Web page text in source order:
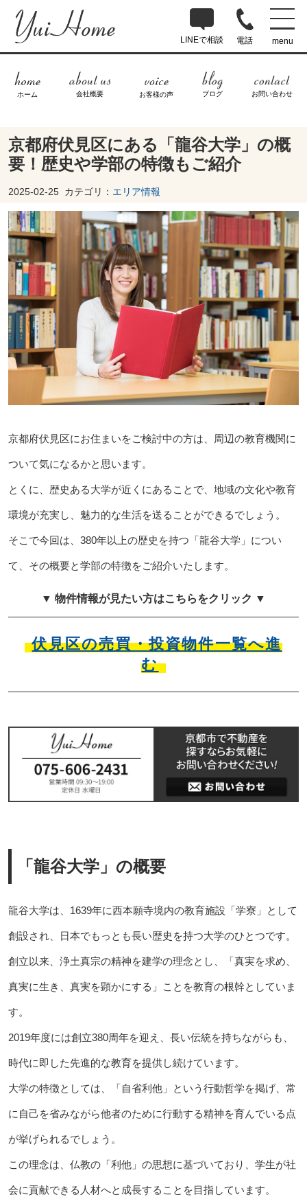
LINEで相談 電話 menu
ホーム 会社概要 お客様の声 ブログ お問い合わせ
京都府伏見区にある「龍谷大学」の概
要！歴史や学部の特徴もご紹介
2025-02-25 カテゴリ： エリア情報
京都府伏見区にお住まいをご検討中の方は、周辺の教育機関に
ついて気になるかと思います。
とくに、歴史ある大学が近くにあることで、地域の文化や教育
環境が充実し、魅力的な生活を送ることができるでしょう。
そこで今回は、380年以上の歴史を持つ「龍谷大学」につい
て、その概要と学部の特徴をご紹介いたします。
▼ 物件情報が見たい方はこちらをクリック ▼
伏見区の売買・投資物件一覧へ進
む
「龍谷大学」の概要
龍谷大学は、1639年に西本願寺境内の教育施設「学寮」として
創設され、日本でもっとも長い歴史を持つ大学のひとつです。
創立以来、浄土真宗の精神を建学の理念とし、「真実を求め、
真実に生き、真実を顕かにする」ことを教育の根幹としていま
す。
2019年度には創立380周年を迎え、長い伝統を持ちながらも、
時代に即した先進的な教育を提供し続けています。
大学の特徴としては、「自省利他」という行動哲学を掲げ、常
に自己を省みながら他者のために行動する精神を育んでいる点
が挙げられるでしょう。
この理念は、仏教の「利他」の思想に基づいており、学生が社
会に貢献できる人材へと成長することを目指しています。